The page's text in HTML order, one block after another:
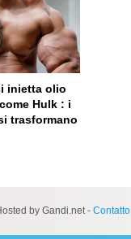
inietta olio
Hulk : i
trasformano
by Gandi.net - Contatto